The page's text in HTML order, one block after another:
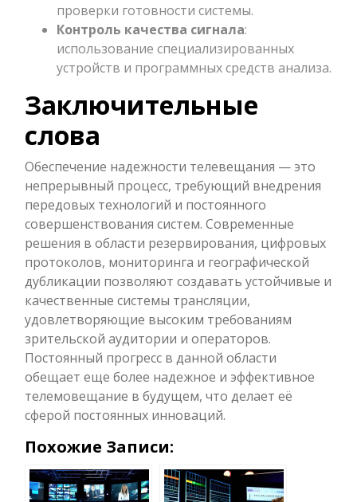
проверки готовности системы.
Контроль качества сигнала:
использование специализированных
устройств и программных средств анализа.
Заключительные
слова
Обеспечение надежности телевещания — это
непрерывный процесс, требующий внедрения
передовых технологий и постоянного
совершенствования систем. Современные
решения в области резервирования, цифровых
протоколов, мониторинга и географической
дубликации позволяют создавать устойчивые и
качественные системы трансляции,
удовлетворяющие высоким требованиям
зрительской аудитории и операторов.
Постоянный прогресс в данной области
обещает еще более надежное и эффективное
телемовещание в будущем, что делает её
сферой постоянных инноваций.
Похожие Записи: